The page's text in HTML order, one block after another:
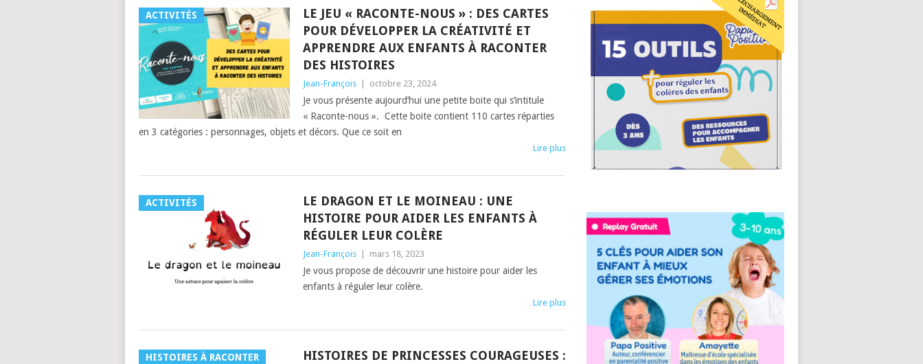
ACTIVITÉS
LE JEU « RACONTE-NOUS » : DES CARTES
POUR DÉVELOPPER LA CRÉATIVITÉ ET
APPRENDRE AUX ENFANTS À RACONTER
DES HISTOIRES
Jean-François octobre 23, 2024
Je vous présente aujourd’hui une petite boite qui s’intitule
« Raconte-nous ». Cette boite contient 110 cartes réparties
en 3 catégories : personnages, objets et décors. Que ce soit en
Lire plus
ACTIVITÉS
LE DRAGON ET LE MOINEAU : UNE
HISTOIRE POUR AIDER LES ENFANTS À
RÉGULER LEUR COLÈRE
Jean-François mars 18, 2023
Je vous propose de découvrir une histoire pour aider les
enfants à réguler leur colère.
Lire plus
HISTOIRES À RACONTER
HISTOIRES DE PRINCESSES COURAGEUSES :